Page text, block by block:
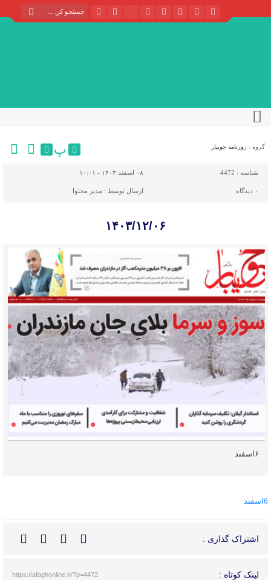
گروه : روزنامه جویبار پ
شناسه : 4472 ۰۸ اسفند ۱۴۰۳ - ۱۰:۰۱
۰ دیدگاه ارسال توسط : مدیر محتوا
۱۴۰۳/۱۲/۰۶
۶اسفند
6اسفند
اشتراک گذاری :
لینک کوتاه : https://afaghonline.ir/?p=4472